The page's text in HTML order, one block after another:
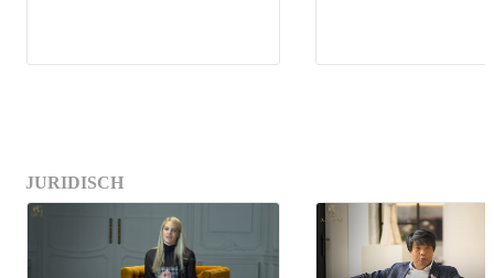
JURIDISCH